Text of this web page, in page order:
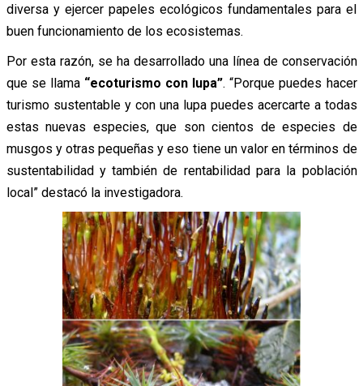
diversa y ejercer papeles ecológicos fundamentales para el
buen funcionamiento de los ecosistemas.
Por esta razón, se ha desarrollado una línea de conservación
que se llama“ecoturismo con lupa”. “Porque puedes hacer
turismo sustentable y con una lupa puedes acercarte a todas
estas nuevas especies, que son cientos de especies de
musgos y otras pequeñas y eso tiene un valor en términos de
sustentabilidad y también de rentabilidad para la población
local” destacó la investigadora.